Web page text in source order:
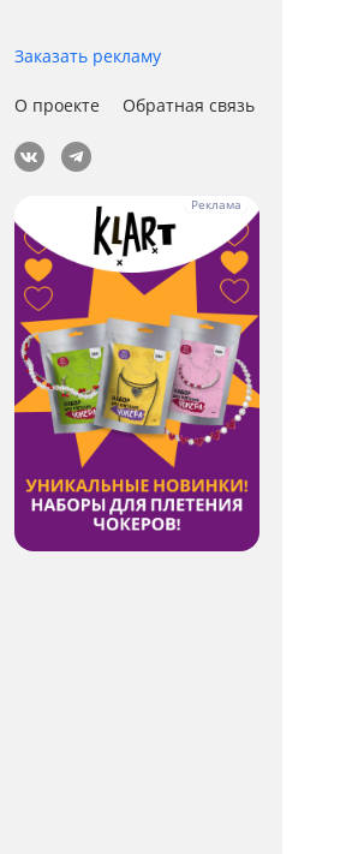
Заказать рекламу
О проекте Обратная связь